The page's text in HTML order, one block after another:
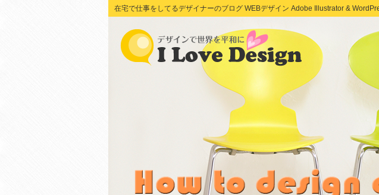
在宅で仕事をしてるデザイナーのブログ WEBデザイン Adobe Illustrator &